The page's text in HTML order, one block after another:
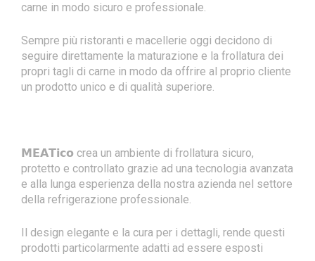
carne in modo sicuro e professionale.
Sempre più ristoranti e macellerie oggi decidono di
seguire direttamente la maturazione e la frollatura dei
propri tagli di carne in modo da offrire al proprio cliente
un prodotto unico e di qualità superiore.
𝗠𝗘𝗔𝗧𝗶𝗰𝗼 crea un ambiente di frollatura sicuro,
protetto e controllato grazie ad una tecnologia avanzata
e alla lunga esperienza della nostra azienda nel settore
della refrigerazione professionale.
Il design elegante e la cura per i dettagli, rende questi
prodotti particolarmente adatti ad essere esposti